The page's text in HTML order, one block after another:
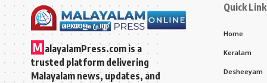
M alayalamPress.com is a
trusted platform delivering
Malayalam news, updates, and
Quick Link
Home
Keralam
Desheeyam